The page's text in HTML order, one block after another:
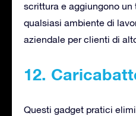
scrittura e aggiungono
qualsiasi ambiente di
aziendale per clienti di
12.
Questi gadget pratici